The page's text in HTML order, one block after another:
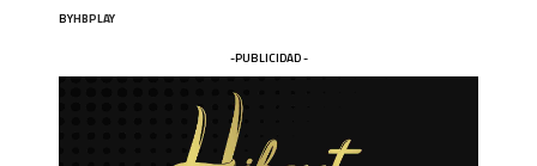
BYHBPLAY
-PUBLICIDAD -